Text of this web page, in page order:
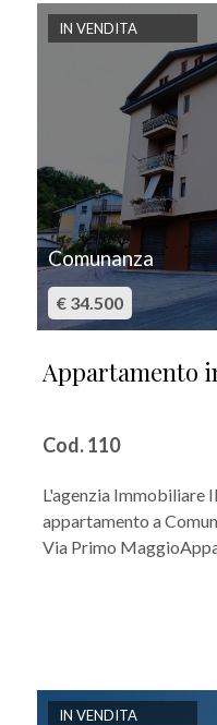
IN VENDITA
Comunanza
€ 34.500
Appartamento
Cod. 110
L'agenzia Immobiliare
appartamento a
Via Primo
IN VENDITA